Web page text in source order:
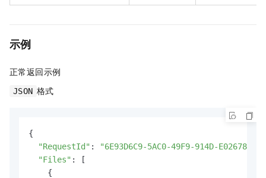
示例
正常返回示例
JSON 格式
{
"RequestId" :
"6E93D6C9-5AC0-49F9-914D-
"Files" : [
    {